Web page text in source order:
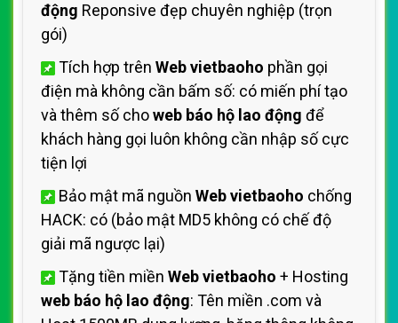
động Reponsive đẹp chuyên nghiệp (trọn
gói)
Tích hợp trên Web vietbaoho phần gọi
điện mà không cần bấm số: có miến phí tạo
và thêm số choweb báo hộ lao động để
khách hàng gọi luôn không cần nhập số cực
tiện lợi
Bảo mật mã nguồn Web vietbaoho chống
HACK: có (bảo mật MD5 không có chế độ
giải mã ngược lại)
Tặng tiền miền Web vietbaoho + Hosting
web báo hộ lao động: Tên miền .com và